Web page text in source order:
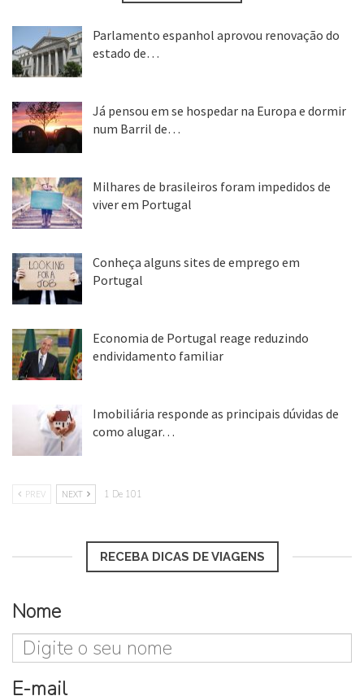
Parlamento espanhol aprovou renovação do
estado de…
Já pensou em se hospedar na Europa e dormir
num Barril de…
Milhares de brasileiros foram impedidos de
viver em Portugal
Conheça alguns sites de emprego em
Portugal
Economia de Portugal reage reduzindo
endividamento familiar
Imobiliária responde as principais dúvidas de
como alugar…
PREV NEXT 1 De 101
RECEBA DICAS DE VIAGENS
Nome
E-mail